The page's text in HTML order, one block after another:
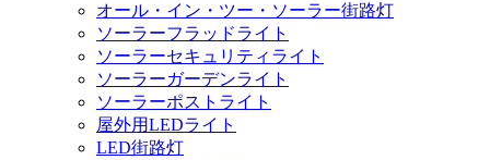
オール・イン・ツー・ソーラー街路灯
ソーラーフラッドライト
ソーラーセキュリティライト
ソーラーガーデンライト
ソーラーポストライト
屋外用LEDライト
LED街路灯